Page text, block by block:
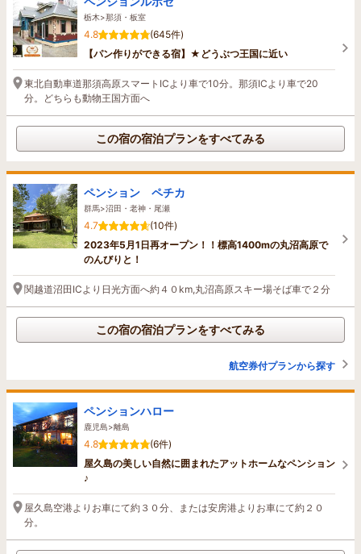
栃木>那須・板室
4.8
(645件)
【パン作りができる宿】★どうぶつ王国に近い
東北自動車道那須高原スマートICより車で10分。那須ICより車で20
分。どちらも動物王国方面へ
この宿の宿泊プランをすべてみる
ペンション ペチカ
群馬>沼田・老神・尾瀬
4.7
(10件)
2023年5月1日再オープン！！標高1400mの丸沼高原で
のんびりと！
関越道沼田ICより日光方面へ約４０km,丸沼高原スキー場そば車で２分
この宿の宿泊プランをすべてみる
航空券付プランから探す
ペンションハロー
鹿児島>離島
4.8
(6件)
屋久島の美しい自然に囲まれたアットホームなペンション
♪
屋久島空港よりお車にて約３０分、または安房港よりお車にて約２０
分。